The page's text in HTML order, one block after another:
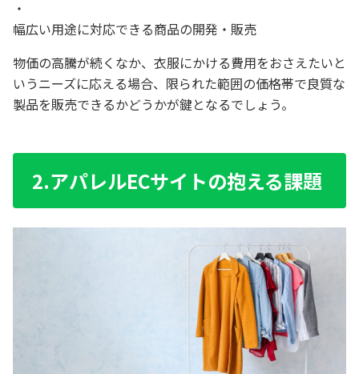
幅広い用途に対応できる商品の開発・販売
物価の高騰が続くなか、衣服にかける費用をおさえたいと
いうニーズに応える場合、限られた範囲の価格帯で良質な
製品を販売できるかどうかが鍵となるでしょう。
2.アパレルECサイトの抱える課題